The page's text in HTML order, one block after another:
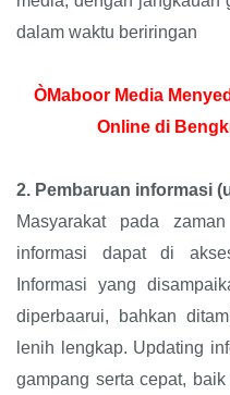
dalam waktu beriringan
ÒMaboor Media
Online di
2. Pembaruan informasi
Masyarakat pada
informasi dapat di
Informasi yang
diperbaarui, bahkan
lenih lengkap. Updating
gampang serta cepat,